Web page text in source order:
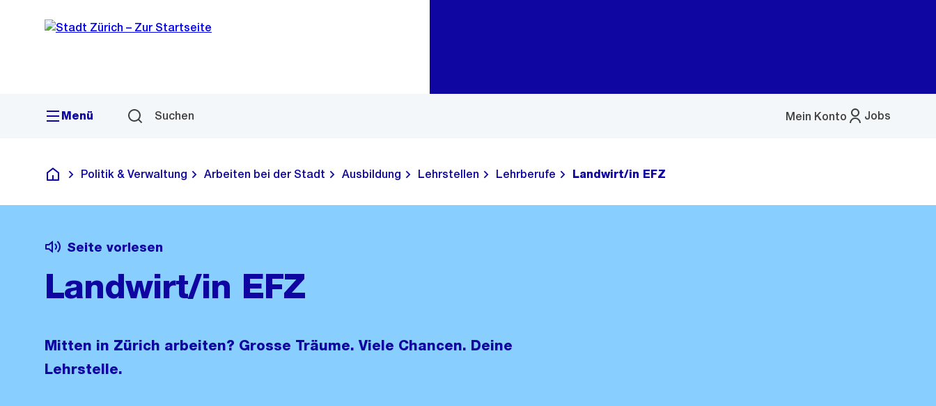
Navigation
Sprunglink
Menü Suchen Jobs
Mein Konto
Menü
Deutsch
Politik & Verwaltung Arbeiten bei der Stadt Ausbildung Lehrstellen Lehrberufe Landwirt/in EFZ
Seite vorlesen
Landwirt/in EFZ
Mitten in Zürich arbeiten? Grosse Träume. Viele Chancen. Deine
Lehrstelle.